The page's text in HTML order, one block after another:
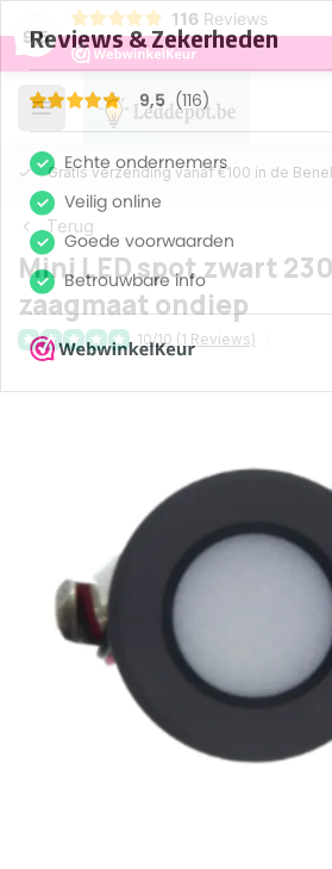
9,5
116 Reviews
Gratis verzending vanaf €100 in de
Terug
Mini LED spot zwart
zaagmaat ondiep
10/10 (1 Reviews)